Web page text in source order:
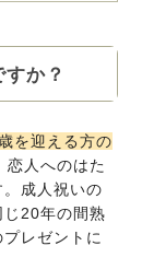
か？
を迎える方の
恋人へのはた
成人祝いの
20年の間熟
レゼントに